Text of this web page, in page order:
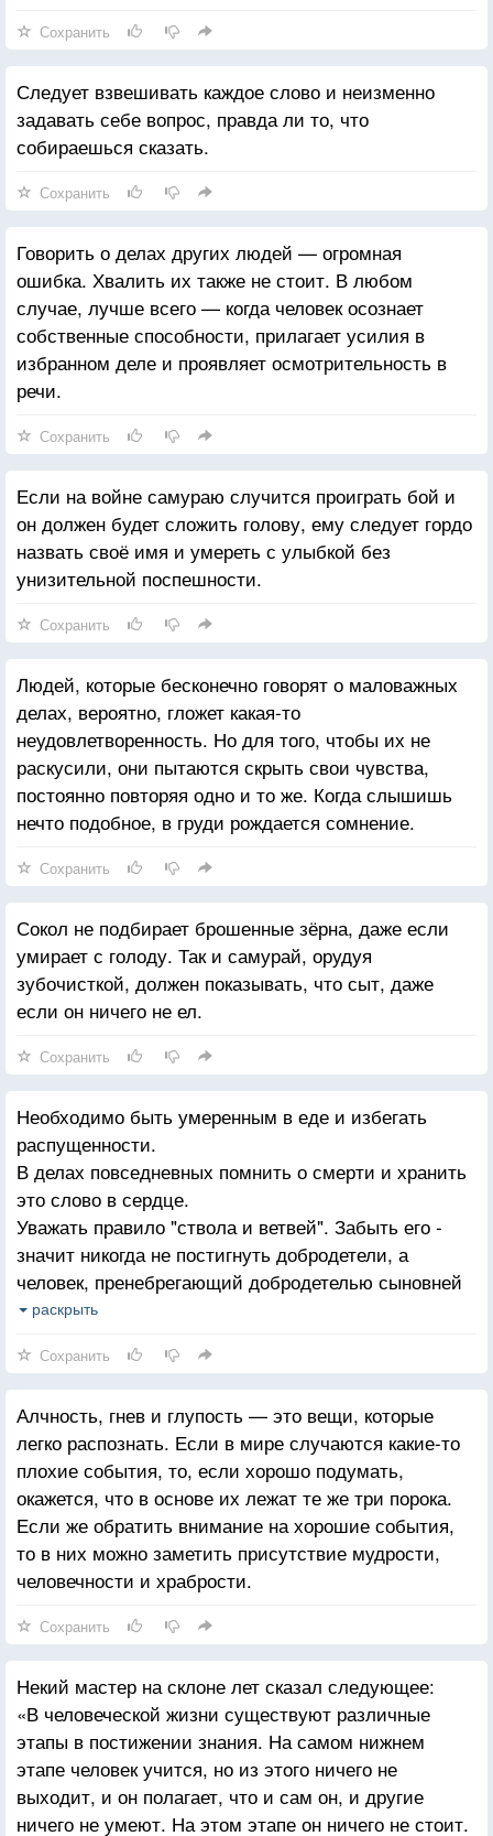
Сохранить
Следует взвешивать каждое слово и неизменно
задавать себе вопрос, правда ли то, что
собираешься сказать.
Сохранить
Говорить о делах других людей — огромная
ошибка. Хвалить их также не стоит. В любом
случае, лучше всего — когда человек осознает
собственные способности, прилагает усилия в
избранном деле и проявляет осмотрительность в
речи.
Сохранить
Если на войне самураю случится проиграть бой и
он должен будет сложить голову, ему следует гордо
назвать своё имя и умереть с улыбкой без
унизительной поспешности.
Сохранить
Людей, которые бесконечно говорят о маловажных
делах, вероятно, гложет какая-то
неудовлетворенность. Но для того, чтобы их не
раскусили, они пытаются скрыть свои чувства,
постоянно повторяя одно и то же. Когда слышишь
нечто подобное, в груди рождается сомнение.
Сохранить
Сокол не подбирает брошенные зёрна, даже если
умирает с голоду. Так и самурай, орудуя
зубочисткой, должен показывать, что сыт, даже
если он ничего не ел.
Сохранить
Необходимо быть умеренным в еде и избегать
распущенности.
В делах повседневных помнить о смерти и хранить
это слово в сердце.
Уважать правило "ствола и ветвей". Забыть его -
значит никогда не постигнуть добродетели, а
человек, пренебрегающий добродетелью сыновней
почтительности, не есть самурай. Родители - ствол
раскрыть
Сохранить
Алчность, гнев и глупость — это вещи, которые
легко распознать. Если в мире случаются какие-то
плохие события, то, если хорошо подумать,
окажется, что в основе их лежат те же три порока.
Если же обратить внимание на хорошие события,
то в них можно заметить присутствие мудрости,
человечности и храбрости.
Сохранить
Некий мастер на склоне лет сказал следующее:
«В человеческой жизни существуют различные
этапы в постижении знания. На самом нижнем
этапе человек учится, но из этого ничего не
выходит, и он полагает, что и сам он, и другие
ничего не умеют. На этом этапе он ничего не стоит.